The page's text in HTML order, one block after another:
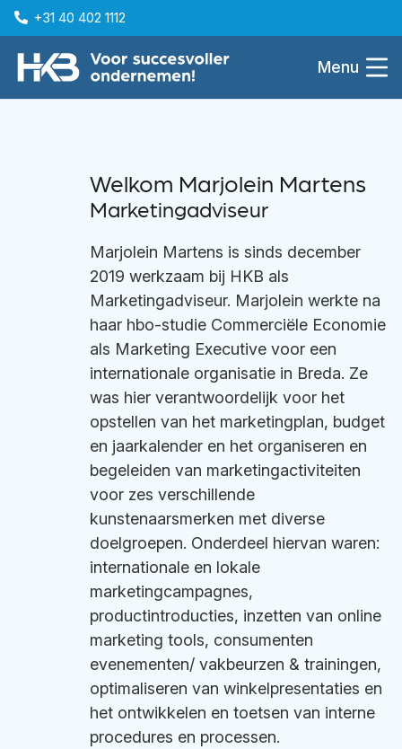
+31 40 402 1112
Menu
Welkom Marjolein Martens
Marketingadviseur
Marjolein Martens is sinds december
2019 werkzaam bij HKB als
Marketingadviseur. Marjolein werkte na
haar hbo-studie Commerciële Economie
als Marketing Executive voor een
internationale organisatie in Breda. Ze
was hier verantwoordelijk voor het
opstellen van het marketingplan, budget
en jaarkalender en het organiseren en
begeleiden van marketingactiviteiten
voor zes verschillende
kunstenaarsmerken met diverse
doelgroepen. Onderdeel hiervan waren:
internationale en lokale
marketingcampagnes,
productintroducties, inzetten van online
marketing tools, consumenten
evenementen/ vakbeurzen & trainingen,
optimaliseren van winkelpresentaties en
het ontwikkelen en toetsen van interne
procedures en processen.